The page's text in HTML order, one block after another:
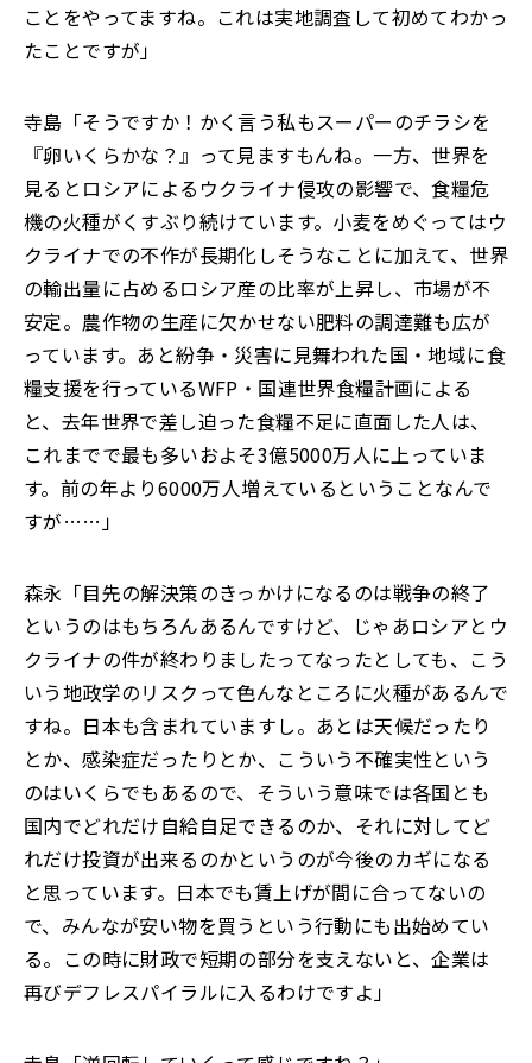
ことをやってますね。これは実地調査して初めてわかっ
たことですが」
寺島「そうですか！かく言う私もスーパーのチラシを
『卵いくらかな？』って見ますもんね。一方、世界を
見るとロシアによるウクライナ侵攻の影響で、食糧危
機の火種がくすぶり続けています。小麦をめぐってはウ
クライナでの不作が長期化しそうなことに加えて、世界
の輸出量に占めるロシア産の比率が上昇し、市場が不
安定。農作物の生産に欠かせない肥料の調達難も広が
っています。あと紛争・災害に見舞われた国・地域に食
糧支援を行っているWFP・国連世界食糧計画による
と、去年世界で差し迫った食糧不足に直面した人は、
これまでで最も多いおよそ3億5000万人に上っていま
す。前の年より6000万人増えているということなんで
すが……」
森永「目先の解決策のきっかけになるのは戦争の終了
というのはもちろんあるんですけど、じゃあロシアとウ
クライナの件が終わりましたってなったとしても、こう
いう地政学のリスクって色んなところに火種があるんで
すね。日本も含まれていますし。あとは天候だったり
とか、感染症だったりとか、こういう不確実性という
のはいくらでもあるので、そういう意味では各国とも
国内でどれだけ自給自足できるのか、それに対してど
れだけ投資が出来るのかというのが今後のカギになる
と思っています。日本でも賃上げが間に合ってないの
で、みんなが安い物を買うという行動にも出始めてい
る。この時に財政で短期の部分を支えないと、企業は
再びデフレスパイラルに入るわけですよ」